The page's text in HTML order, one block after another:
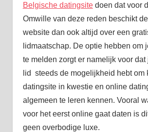
Belgische datingsitedoen dat voor
Omwille van deze reden beschikt
website dan ook altijd over een
lidmaatschap. De optie hebben om
te melden zorgt er namelijk voor
lid steeds de mogelijkheid hebt om
datingsite in kwestie en online
algemeen te leren kennen. Vooral
voor het eerst online gaat daten is
geen overbodige luxe.